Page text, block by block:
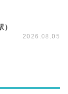
2026.08.05